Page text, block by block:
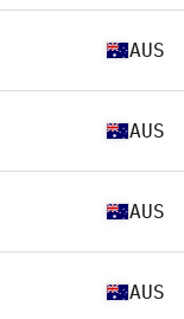
AUS
AUS
AUS
AUS